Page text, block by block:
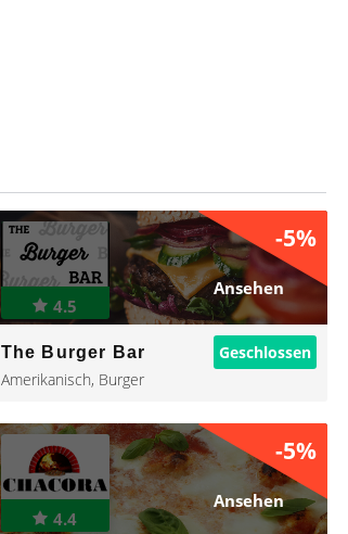
-5%
Ansehen
4.5
The Burger Bar
Geschlossen
Amerikanisch, Burger
-5%
Ansehen
4.4